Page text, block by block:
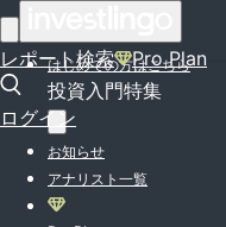
レポート検索 Pro Plan
ログイン
はじめての方はこちら
投資入門特集
お知らせ
アナリスト一覧